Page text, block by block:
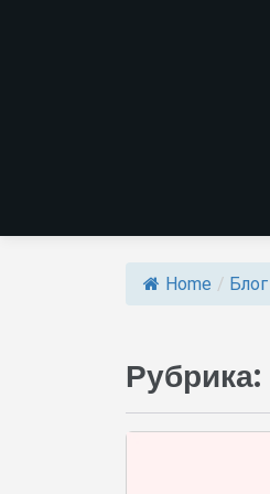
Home / Блог
Рубрика: